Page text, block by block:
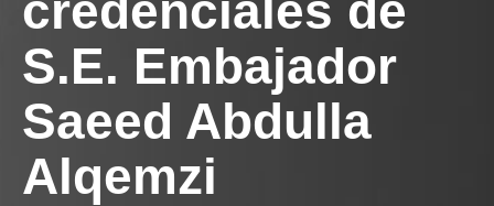
S.E. Embajador
Saeed Abdulla
Alqemzi